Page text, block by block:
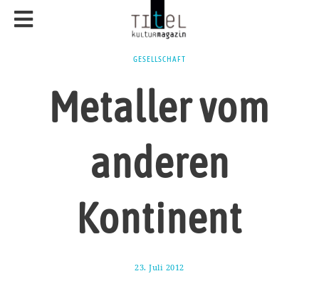
GESELLSCHAFT
Metaller vom
anderen
Kontinent
23. Juli 2012